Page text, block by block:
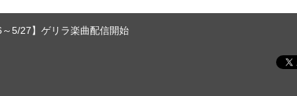
～5/27】ゲリラ楽曲配信開始